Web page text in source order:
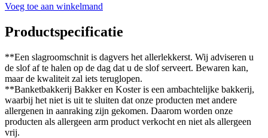
Voeg toe aan winkelmand
Productspecificatie
**Een slagroomschnit is dagvers het allerlekkerst. Wij adviseren u
de slof af te halen op de dag dat u de slof serveert. Bewaren kan,
maar de kwaliteit zal iets teruglopen.
**Banketbakkerij Bakker en Koster is een ambachtelijke bakkerij,
waarbij het niet is uit te sluiten dat onze producten met andere
allergenen in aanraking zijn gekomen. Daarom worden onze
producten als allergeen arm product verkocht en niet als allergeen
vrij.